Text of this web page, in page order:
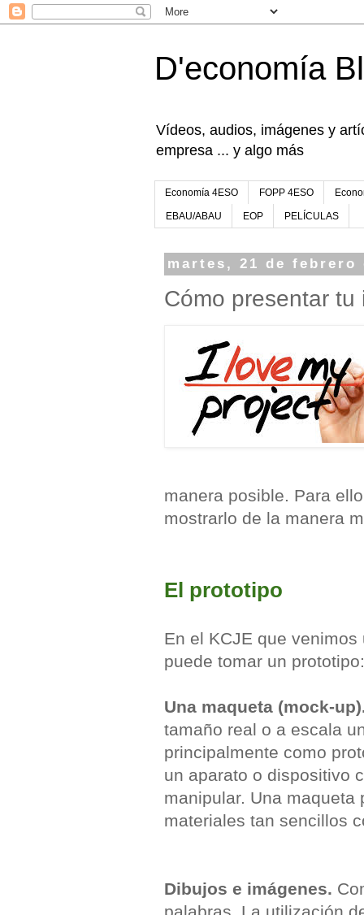
D'economía
Vídeos, audios, imágenes y
empresa ... y algo más
Economía 4ESO FOPP 4ESO
EBAU/ABAU EOP PELÍCULAS
martes, 21 de febrero
Cómo presentar tu
manera posible. Para
mostrarlo de la manera
El prototipo
En el KCJE que
puede tomar un prototipo:
Una maqueta (mock-
tamaño real o a escala
principalmente como
un aparato o dispositivo
manipular. Una
materiales tan sencillos
Dibujos e imágenes.